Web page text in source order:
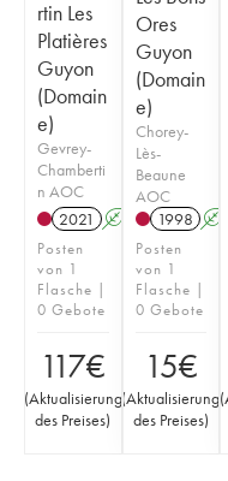
rtin Les
Platières
Guyon
(Domain
e)
Gevrey-
Chamberti
n AOC
2021
A
Posten
von 1
Flasche |
0 Gebote
117€
(Aktualisierung
des Preises)
Ores
Guyon
(Domain
e)
Chorey-
Lès-
Beaune
AOC
1998 A
Posten
von 1
Flasche |
0 Gebote
15€
(Aktualisierung
des Preises)
(